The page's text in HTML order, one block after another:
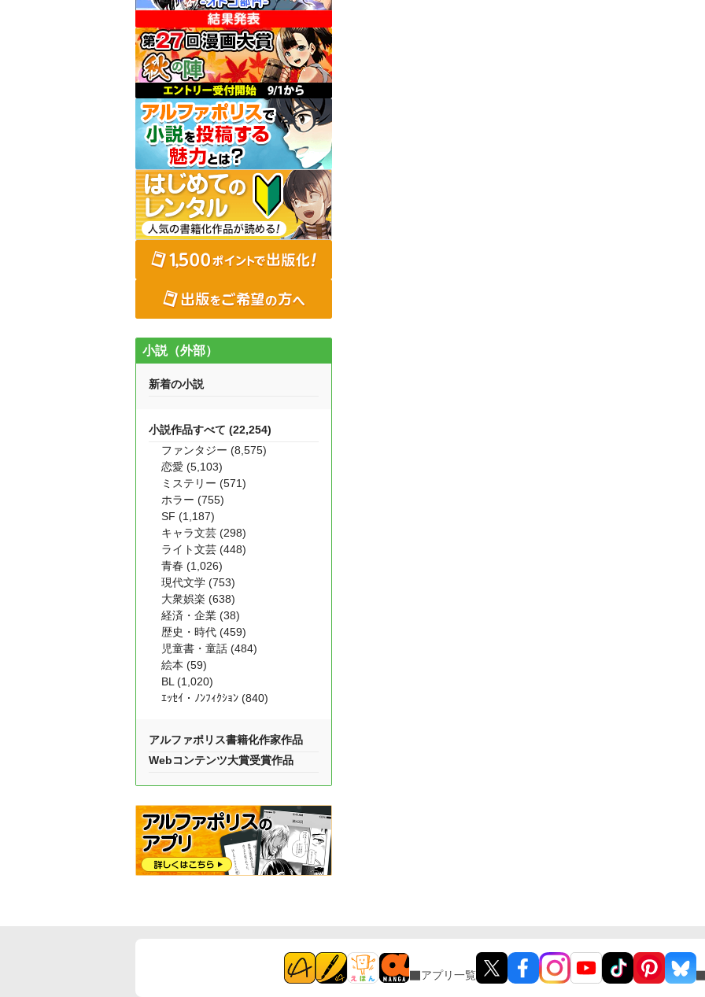
小説（外部）
新着の小説
小説作品すべて (22,254)
ファンタジー (8,575)
恋愛 (5,103)
ミステリー (571)
ホラー (755)
SF (1,187)
キャラ文芸 (298)
ライト文芸 (448)
青春 (1,026)
現代文学 (753)
大衆娯楽 (638)
経済・企業 (38)
歴史・時代 (459)
児童書・童話 (484)
絵本 (59)
BL (1,020)
ｴｯｾｲ・ﾉﾝﾌｨｸｼｮﾝ (840)
アルファポリス書籍化作家作品
Webコンテンツ大賞受賞作品
アプリ一覧